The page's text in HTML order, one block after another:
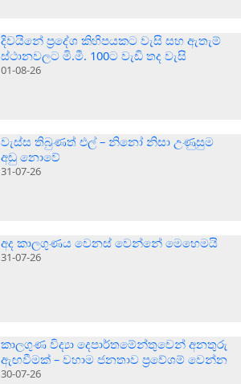
දිවයිනේ ප්‍රදේශ කිහිපයකට වැසි සහ ඇතැම්
ස්ථානවලට මි.මී. 100ට වැඩි තද වැසි
01-08-26
වැස්ස තිබුණත් එල් – නිනෝ නිසා උණුසුම
අඩු නොවේ
31-07-26
අද කාලගුණය වෙනස් වෙන්නේ මෙහෙමයි
31-07-26
කාලගුණ විද්‍යා දෙපාර්තමේන්තුවෙන් අනතුරු
ඇඟවීමක් – වහාම ජනතාව ප්‍රවේශම් වෙන්න
30-07-26